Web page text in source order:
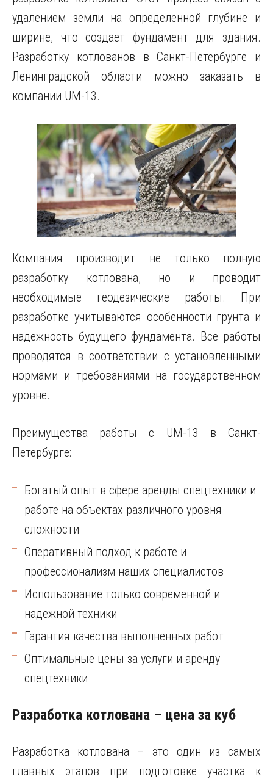
удалением земли на определенной глубине и
ширине, что создает фундамент для здания.
Разработку котлованов в Санкт-Петербурге и
Ленинградской области можно заказать в
компании UM-13.
Компания производит не только полную
разработку котлована, но и проводит
необходимые геодезические работы. При
разработке учитываются особенности грунта и
надежность будущего фундамента. Все работы
проводятся в соответствии с установленными
нормами и требованиями на государственном
уровне.
Преимущества работы с UM-13 в Санкт-
Петербурге:
Богатый опыт в сфере аренды спецтехники и
работе на объектах различного уровня
сложности
Оперативный подход к работе и
профессионализм наших специалистов
Использование только современной и
надежной техники
Гарантия качества выполненных работ
Оптимальные цены за услуги и аренду
спецтехники
Разработка котлована – цена за куб
Разработка котлована – это один из самых
главных этапов при подготовке участка к